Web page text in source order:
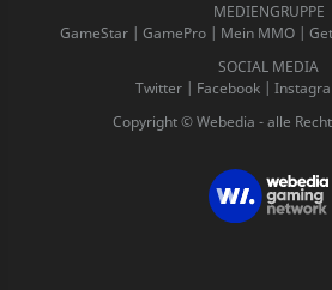
MEDIENGRUPPE
GameStar
GamePro Mein MMO
SOCIAL MEDIA
Twitter
Facebook
Copyright © Webedia - alle